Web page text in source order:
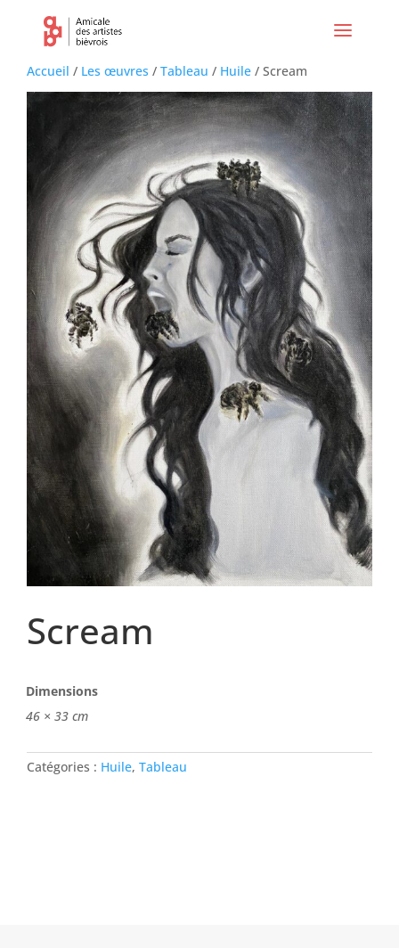
Accueil / Les œuvres / Tableau / Huile / Scream
Scream
Dimensions
46 × 33 cm
Catégories : Huile, Tableau